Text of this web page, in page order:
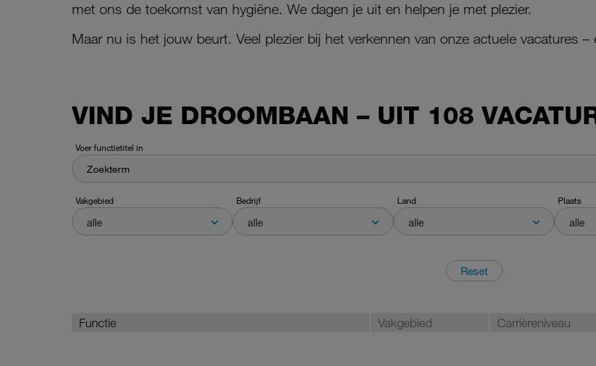
met ons de toekomst van hygiëne. We dagen je uit en helpen je met plezier.
Maar nu is het jouw beurt. Veel plezier bij het verkennen van onze actuele vacatures
VIND JE DROOMBAAN – UIT 108
Voer functietitel in
Vakgebied
alle
Bedrijf
alle
Land
alle
Plaats
alle
Reset
Functie Vakgebied Carrièreniveau